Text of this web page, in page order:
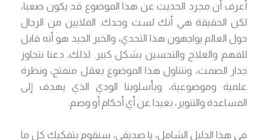
أعرف أن مجرد الحديث عن هذا الموضوع قد يكون صعبا،
لكن الحقيقة هي أنك لست وحدك. الملايين من الرجال
حول العالم يواجهون هذا التحدي، والخبر الجيد هو أنه قابل
للفهم والعلاج والتحسين بشكل كبير. لذلك، دعنا نتجاوز
جدار الصمت، ونتناول هذا الموضوع بعقل منفتح، ونظرة
علمية وموضوعية، وبأسلوبنا الودي الذي يهدف إلى
المساعدة والتنوير، بعيدا عن أي أحكام أو وصم.
في هذا الدليل الشامل، يا صديقي، سنقوم بتفكيك كل ما